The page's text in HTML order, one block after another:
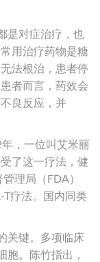
是对症治疗，也
用治疗药物是糖
法根治，患者停
者而言，药效会
良反应，并
，一位叫艾米丽
了这一疗法，健
理局（FDA）
T疗法。国内同类
关键。多项临床
胞。陈竹指出，